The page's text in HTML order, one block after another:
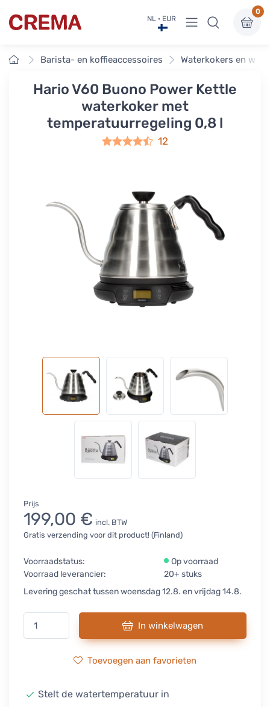
Crema NL · EUR Menu bekijken
0
HomeBarista- en koffieaccessoires Waterkokers en
Hario V60 Buono Power Kettle
waterkoker met
temperatuurregeling 0,8 l
12
Prijs
199,00 € incl. BTW
Gratis verzending voor dit product! (Finland)
Voorraadstatus:
Op voorraad
Voorraad leverancier:
20+ stuks
Levering geschat tussen woensdag 12.8. en vrijdag 14.8.
In winkelwagen
Toevoegen aan favorieten
Stelt de watertemperatuur in